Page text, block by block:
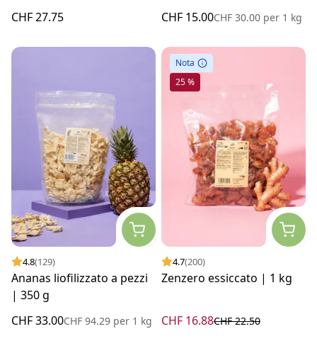
CHF 27.75
CHF 15.00CHF 30.00 per 1 kg
4.8(129)
Ananas liofilizzato a pezzi
| 350 g
CHF 33.00CHF 94.29 per 1 kg
Nota
25 %
4.7(200)
Zenzero essiccato | 1 kg
CHF 16.88CHF 22.50